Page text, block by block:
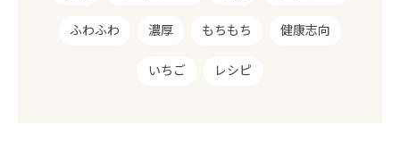
ふわふわ 濃厚 もちもち 健康志向
いちご レシピ